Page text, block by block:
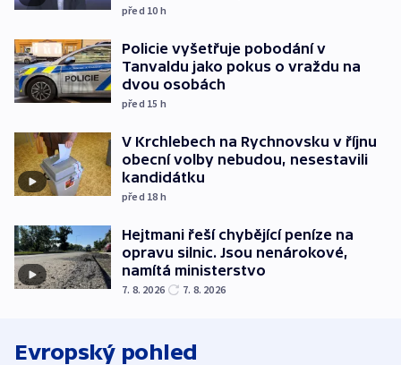
před 10 h
Policie vyšetřuje pobodání v
Tanvaldu jako pokus o vraždu na
dvou osobách
před 15 h
V Krchlebech na Rychnovsku v říjnu
obecní volby nebudou, nesestavili
kandidátku
před 18 h
Hejtmani řeší chybějící peníze na
opravu silnic. Jsou nenárokové,
namítá ministerstvo
7. 8. 2026 7. 8. 2026
Evropský pohled